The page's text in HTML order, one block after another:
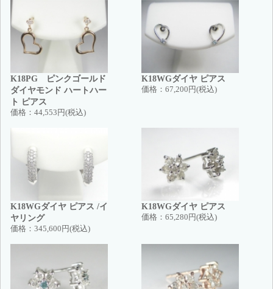
K18PG ピンクゴールド
ダイヤモンド ハートハー
ト ピアス
価格： 44,553円(税込)
K18WGダイヤ ピアス
価格： 67,200円(税込)
K18WGダイヤ ピアス /イ
ヤリング
価格： 345,600円(税込)
K18WGダイヤ ピアス
価格： 65,280円(税込)